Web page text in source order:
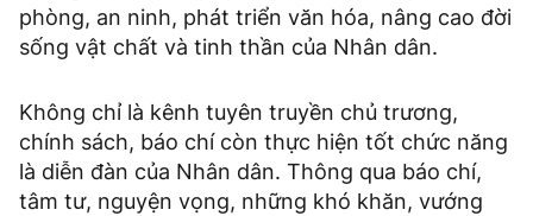
phòng, an ninh, phát triển văn hóa, nâng cao đời
sống vật chất và tinh thần của Nhân dân.
Không chỉ là kênh tuyên truyền chủ trương,
chính sách, báo chí còn thực hiện tốt chức năng
là diễn đàn của Nhân dân. Thông qua báo chí,
tâm tư, nguyện vọng, những khó khăn, vướng